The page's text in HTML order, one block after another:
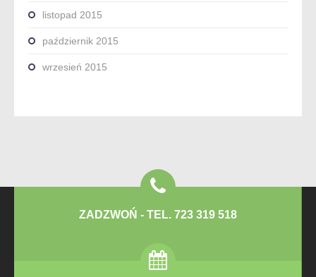
listopad 2015
październik 2015
wrzesień 2015
ZADZWOŃ - TEL. 723 319 518